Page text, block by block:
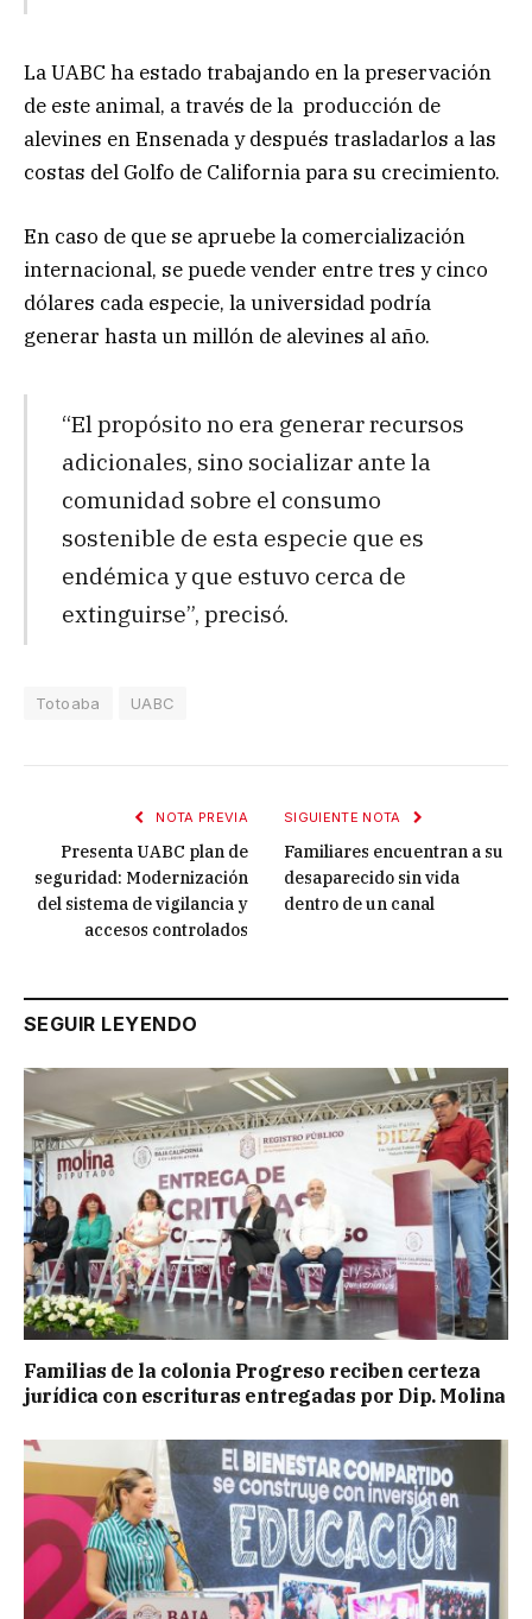
La UABC ha estado trabajando en la preservación
de este animal, a través de la producción de
alevines en Ensenada y después trasladarlos a las
costas del Golfo de California para su crecimiento.
En caso de que se apruebe la comercialización
internacional, se puede vender entre tres y cinco
dólares cada especie, la universidad podría
generar hasta un millón de alevines al año.
“El propósito no era generar recursos
adicionales, sino socializar ante la
comunidad sobre el consumo
sostenible de esta especie que es
endémica y que estuvo cerca de
extinguirse”, precisó.
Totoaba UABC
NOTA PREVIA
Presenta UABC plan de
seguridad: Modernización
del sistema de vigilancia y
accesos controlados
SIGUIENTE NOTA
Familiares encuentran a su
desaparecido sin vida
dentro de un canal
SEGUIR LEYENDO
Familias de la colonia Progreso reciben certeza
jurídica con escrituras entregadas por Dip. Molina